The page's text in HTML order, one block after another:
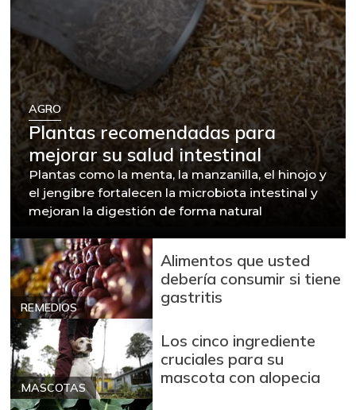
AGRO
Plantas recomendadas para
mejorar su salud intestinal
Plantas como la menta, la manzanilla, el hinojo y
el jengibre fortalecen la microbiota intestinal y
mejoran la digestión de forma natural
REMEDIOS
Alimentos que usted
debería consumir si tiene
gastritis
MASCOTAS
Los cinco ingrediente
cruciales para su
mascota con alopecia